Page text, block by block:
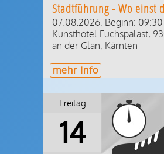
07.08.2026, Beginn: 09:30
Kunsthotel Fuchspalast,
an der Glan, Kärnten
mehr Info
Freitag
14